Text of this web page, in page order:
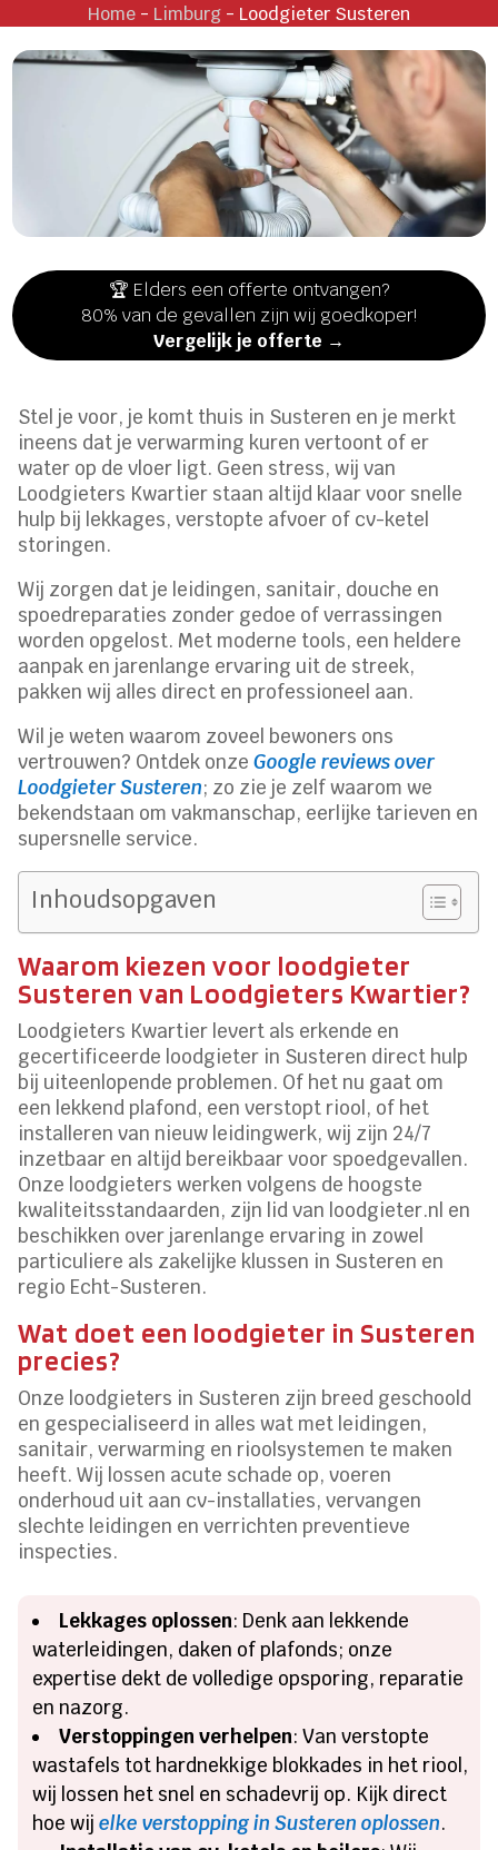
Home- Limburg- Loodgieter Susteren
🏆 Elders een offerte ontvangen?
80% van de gevallen zijn wij goedkoper!
Vergelijk je offerte →
Stel je voor, je komt thuis in Susteren en je merkt
ineens dat je verwarming kuren vertoont of er
water op de vloer ligt. Geen stress, wij van
Loodgieters Kwartier staan altijd klaar voor snelle
hulp bij lekkages, verstopte afvoer of cv-ketel
storingen.
Wij zorgen dat je leidingen, sanitair, douche en
spoedreparaties zonder gedoe of verrassingen
worden opgelost. Met moderne tools, een heldere
aanpak en jarenlange ervaring uit de streek,
pakken wij alles direct en professioneel aan.
Wil je weten waarom zoveel bewoners ons
vertrouwen? Ontdek onzeGoogle reviews over
Loodgieter Susteren; zo zie je zelf waarom we
bekendstaan om vakmanschap, eerlijke tarieven en
supersnelle service.
Inhoudsopgaven
Waarom kiezen voor loodgieter
Susteren van Loodgieters Kwartier?
Loodgieters Kwartier levert als erkende en
gecertificeerde loodgieter in Susteren direct hulp
bij uiteenlopende problemen. Of het nu gaat om
een lekkend plafond, een verstopt riool, of het
installeren van nieuw leidingwerk, wij zijn 24/7
inzetbaar en altijd bereikbaar voor spoedgevallen.
Onze loodgieters werken volgens de hoogste
kwaliteitsstandaarden, zijn lid van loodgieter.nl en
beschikken over jarenlange ervaring in zowel
particuliere als zakelijke klussen in Susteren en
regio Echt-Susteren.
Wat doet een loodgieter in Susteren
precies?
Onze loodgieters in Susteren zijn breed geschoold
en gespecialiseerd in alles wat met leidingen,
sanitair, verwarming en rioolsystemen te maken
heeft. Wij lossen acute schade op, voeren
onderhoud uit aan cv-installaties, vervangen
slechte leidingen en verrichten preventieve
inspecties.
Lekkages oplossen: Denk aan lekkende
waterleidingen, daken of plafonds; onze
expertise dekt de volledige opsporing, reparatie
en nazorg.
Verstoppingen verhelpen: Van verstopte
wastafels tot hardnekkige blokkades in het riool,
wij lossen het snel en schadevrij op. Kijk direct
hoe wijelke verstopping in Susteren oplossen.